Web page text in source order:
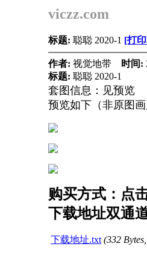
viczz.com
标题: 聪聪 2020-1 [打
作者: 视觉地带 时间:
标题: 聪聪 2020-1
套图信息：见预览
预览如下（非原图画
购买方式：点
下载地址双通
下载地址.txt (332